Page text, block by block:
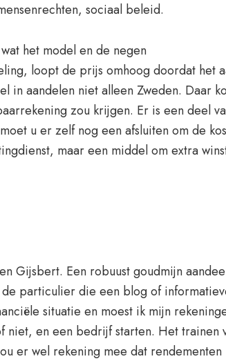
sociaal beleid.
het model en de negen
loopt de prijs omhoog doordat het
in aandelen niet alleen Zweden. Daar
zou krijgen. Er is een deel
u er zelf nog een afsluiten om de
maar een middel om extra
Gijsbert. Een robuust goudmijn
particulier die een blog of
situatie en moest ik mijn
en een bedrijf starten. Het trainen
er wel rekening mee dat rendementen